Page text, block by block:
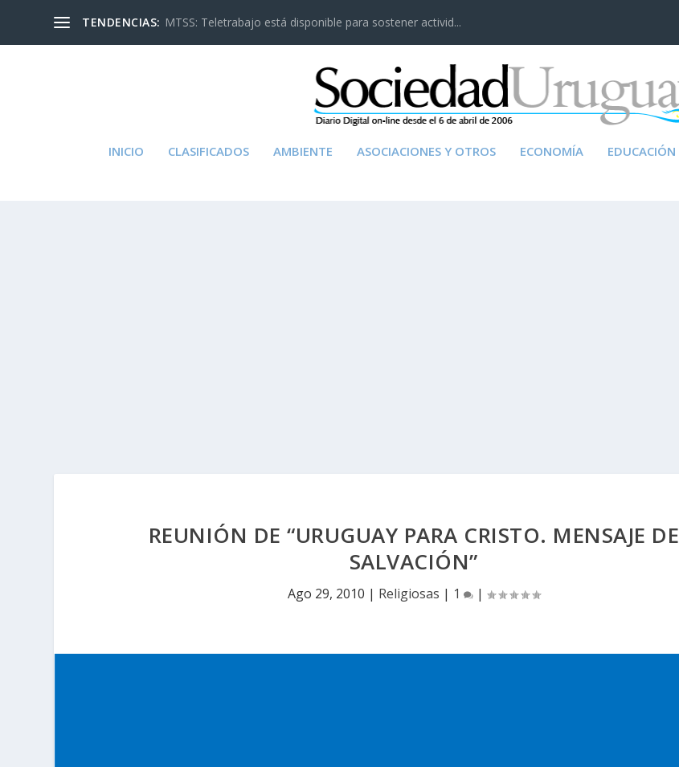
TENDENCIAS: MTSS: Teletrabajo está disponible para sostener activid...
INICIO CLASIFICADOS AMBIENTE ASOCIACIONES Y OTROS ECONOMÍA EDUCACIÓN
REUNIÓN DE “URUGUAY PARA CRISTO. MENSAJE DE
SALVACIÓN”
Ago 29, 2010 | Religiosas | 1 |